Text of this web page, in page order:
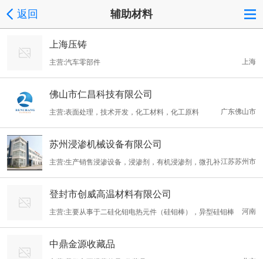
返回 辅助材料
上海压铸
上海
主营:汽车零部件
佛山市仁昌科技有限公司
广东佛山市
主营:表面处理，技术开发，化工材料，化工原料
苏州浸渗机械设备有限公司
江苏苏州市
主营:生产销售浸渗设备，浸渗剂，有机浸渗剂，微孔补
漏剂
登封市创威高温材料有限公司
河南
主营:主要从事于二硅化钼电热元件（硅钼棒），异型硅钼棒
（1800度硅钼棒），碳化硅电热元件（硅碳棒），氮化硅结合碳
化硅辐射管，热电偶保护管，升液管和高温钨钼制品的研究和生产
中鼎金源收藏品